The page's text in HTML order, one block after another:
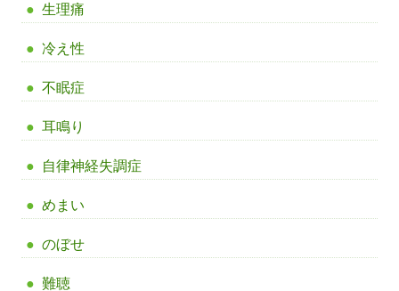
生理痛
冷え性
不眠症
耳鳴り
自律神経失調症
めまい
のぼせ
難聴